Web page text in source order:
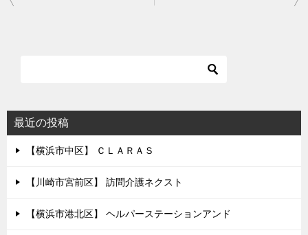
シ
ョ
最近の投稿
【横浜市中区】 ＣＬＡＲＡＳ
【川崎市宮前区】 訪問介護ネクスト
【横浜市港北区】 ヘルパーステーションアンド